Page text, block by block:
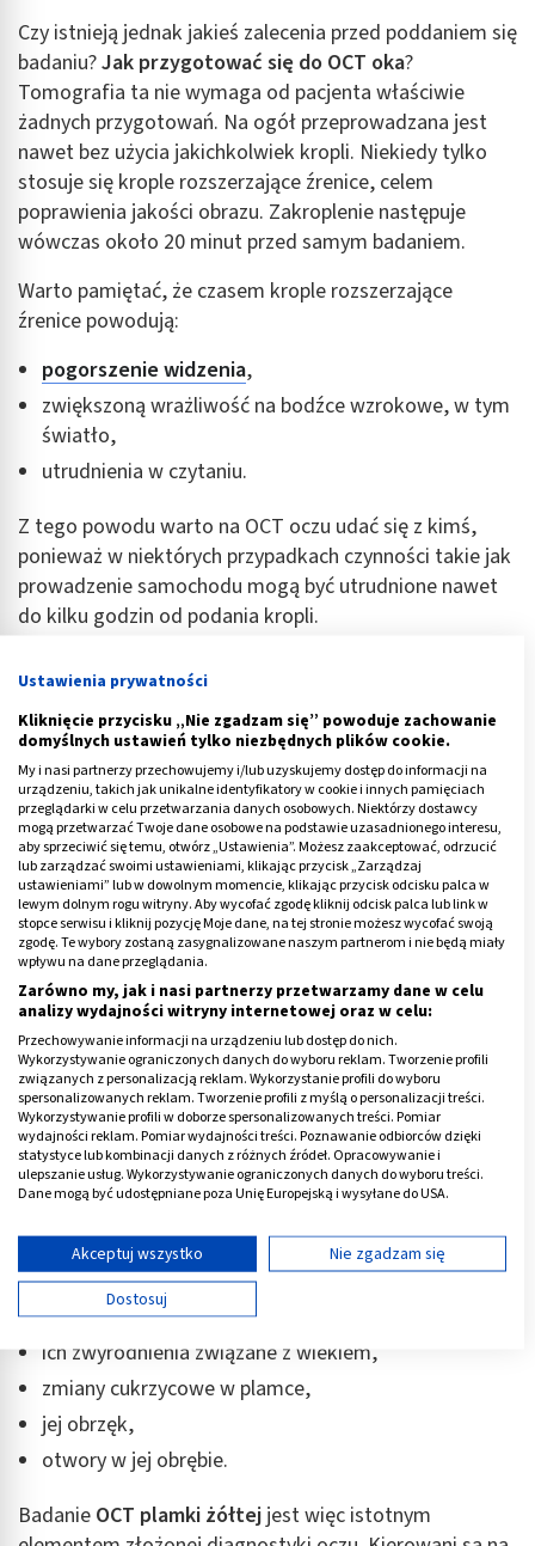
Czy istnieją jednak jakieś zalecenia przed poddaniem się
badaniu?Jak przygotować się do OCT oka?
Tomografia ta nie wymaga od pacjenta właściwie
żadnych przygotowań. Na ogół przeprowadzana jest
nawet bez użycia jakichkolwiek kropli. Niekiedy tylko
stosuje się krople rozszerzające źrenice, celem
poprawienia jakości obrazu. Zakroplenie następuje
wówczas około 20 minut przed samym badaniem.
Warto pamiętać, że czasem krople rozszerzające
źrenice powodują:
pogorszenie widzenia,
zwiększoną wrażliwość na bodźce wzrokowe, w tym
światło,
utrudnienia w czytaniu.
Z tego powodu warto na OCT oczu udać się z kimś,
ponieważ w niektórych przypadkach czynności takie jak
prowadzenie samochodu mogą być utrudnione nawet
do kilku godzin od podania kropli.
OCT plamki
Podczas tomografii koherentnej lekarz widzi zarówno
przednią, jak i tylną część gałki ocznej, w tym –
umiejscowioną właśnie z tyłu plamkę żółtą. Ten
niewielki fragment powierzchni siatkówki jest bardzo
ostrość widzenia i rozróżnianie kolorów.
OCT plamekwykrywa m.in.:
ich zwyrodnienia związane z wiekiem,
zmiany cukrzycowe w plamce,
jej obrzęk,
otwory w jej obrębie.
Badanie OCT plamki żółtej jest więc istotnym
Ustawienia prywatności
Kliknięcie przycisku „Nie zgadzam się” powoduje zachowanie
domyślnych ustawień tylko niezbędnych plików cookie.
My i nasi partnerzy przechowujemy i/lub uzyskujemy dostęp do informacji na
urządzeniu, takich jak unikalne identyfikatory w cookie i innych pamięciach
przeglądarki w celu przetwarzania danych osobowych. Niektórzy dostawcy
mogą przetwarzać Twoje dane osobowe na podstawie uzasadnionego interesu,
aby sprzeciwić się temu, otwórz „Ustawienia”. Możesz zaakceptować, odrzucić
lub zarządzać swoimi ustawieniami, klikając przycisk „Zarządzaj
ustawieniami” lub w dowolnym momencie, klikając przycisk odcisku palca w
lewym dolnym rogu witryny. Aby wycofać zgodę kliknij odcisk palca lub link w
stopce serwisu i kliknij pozycję Moje dane, na tej stronie możesz wycofać swoją
zgodę. Te wybory zostaną zasygnalizowane naszym partnerom i nie będą miały
wpływu na dane przeglądania.
Zarówno my, jak i nasi partnerzy przetwarzamy dane w celu
analizy wydajności witryny internetowej oraz w celu:
Przechowywanie informacji na urządzeniu lub dostęp do nich.
Wykorzystywanie ograniczonych danych do wyboru reklam. Tworzenie profili
związanych z personalizacją reklam. Wykorzystanie profili do wyboru
spersonalizowanych reklam. Tworzenie profili z myślą o personalizacji treści.
Wykorzystywanie profili w doborze spersonalizowanych treści. Pomiar
wydajności reklam. Pomiar wydajności treści. Poznawanie odbiorców dzięki
statystyce lub kombinacji danych z różnych źródeł. Opracowywanie i
ulepszanie usług. Wykorzystywanie ograniczonych danych do wyboru treści.
Dane mogą być udostępniane poza Unię Europejską i wysyłane do USA.
Wyświetl listę partnerów (11 dostawców IAB)
Używamy Twoich danych w następujących celach:
Cele przetwarzania IAB:
Przechowywanie informacji na urządzeniu lub
dostęp do nich
Wykorzystywanie ograniczonych danych do
wyboru reklam
reklam
Akceptuj wszystko
Nie zgadzam się
Dostosuj